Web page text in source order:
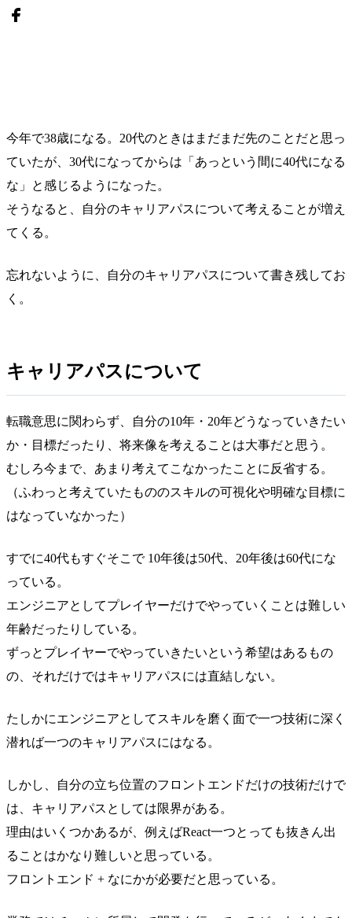
今年で38歳になる。20代のときはまだまだ先のことだと思っ
ていたが、30代になってからは「あっという間に40代になる
な」と感じるようになった。
そうなると、自分のキャリアパスについて考えることが増え
てくる。
忘れないように、自分のキャリアパスについて書き残してお
く。
キャリアパスについて
転職意思に関わらず、自分の10年・20年どうなっていきたい
か・目標だったり、将来像を考えることは大事だと思う。
むしろ今まで、あまり考えてこなかったことに反省する。
（ふわっと考えていたもののスキルの可視化や明確な目標に
はなっていなかった）
すでに40代もすぐそこで 10年後は50代、20年後は60代にな
っている。
エンジニアとしてプレイヤーだけでやっていくことは難しい
年齢だったりしている。
ずっとプレイヤーでやっていきたいという希望はあるもの
の、それだけではキャリアパスには直結しない。
たしかにエンジニアとしてスキルを磨く面で一つ技術に深く
潜れば一つのキャリアパスにはなる。
しかし、自分の立ち位置のフロントエンドだけの技術だけで
は、キャリアパスとしては限界がある。
理由はいくつかあるが、例えばReact一つとっても抜きん出
ることはかなり難しいと思っている。
フロントエンド + なにかが必要だと思っている。